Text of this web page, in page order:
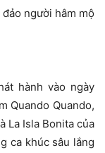
người hâm mộ
hành vào ngày
Quando Quando,
La Isla Bonita của
ca khúc sâu lắng